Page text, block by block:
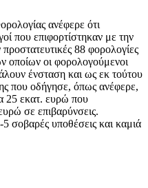
ανέφερε ότι
που επιφορτίστηκαν με την
88 φορολογίες
οποίων οι φορολογούμενοι
ένσταση και ως εκ τούτου
που οδήγησε, όπως ανέφερε,
25 εκατ. ευρώ που
σε επιβαρύνσεις.
σοβαρές υποθέσεις και καμιά